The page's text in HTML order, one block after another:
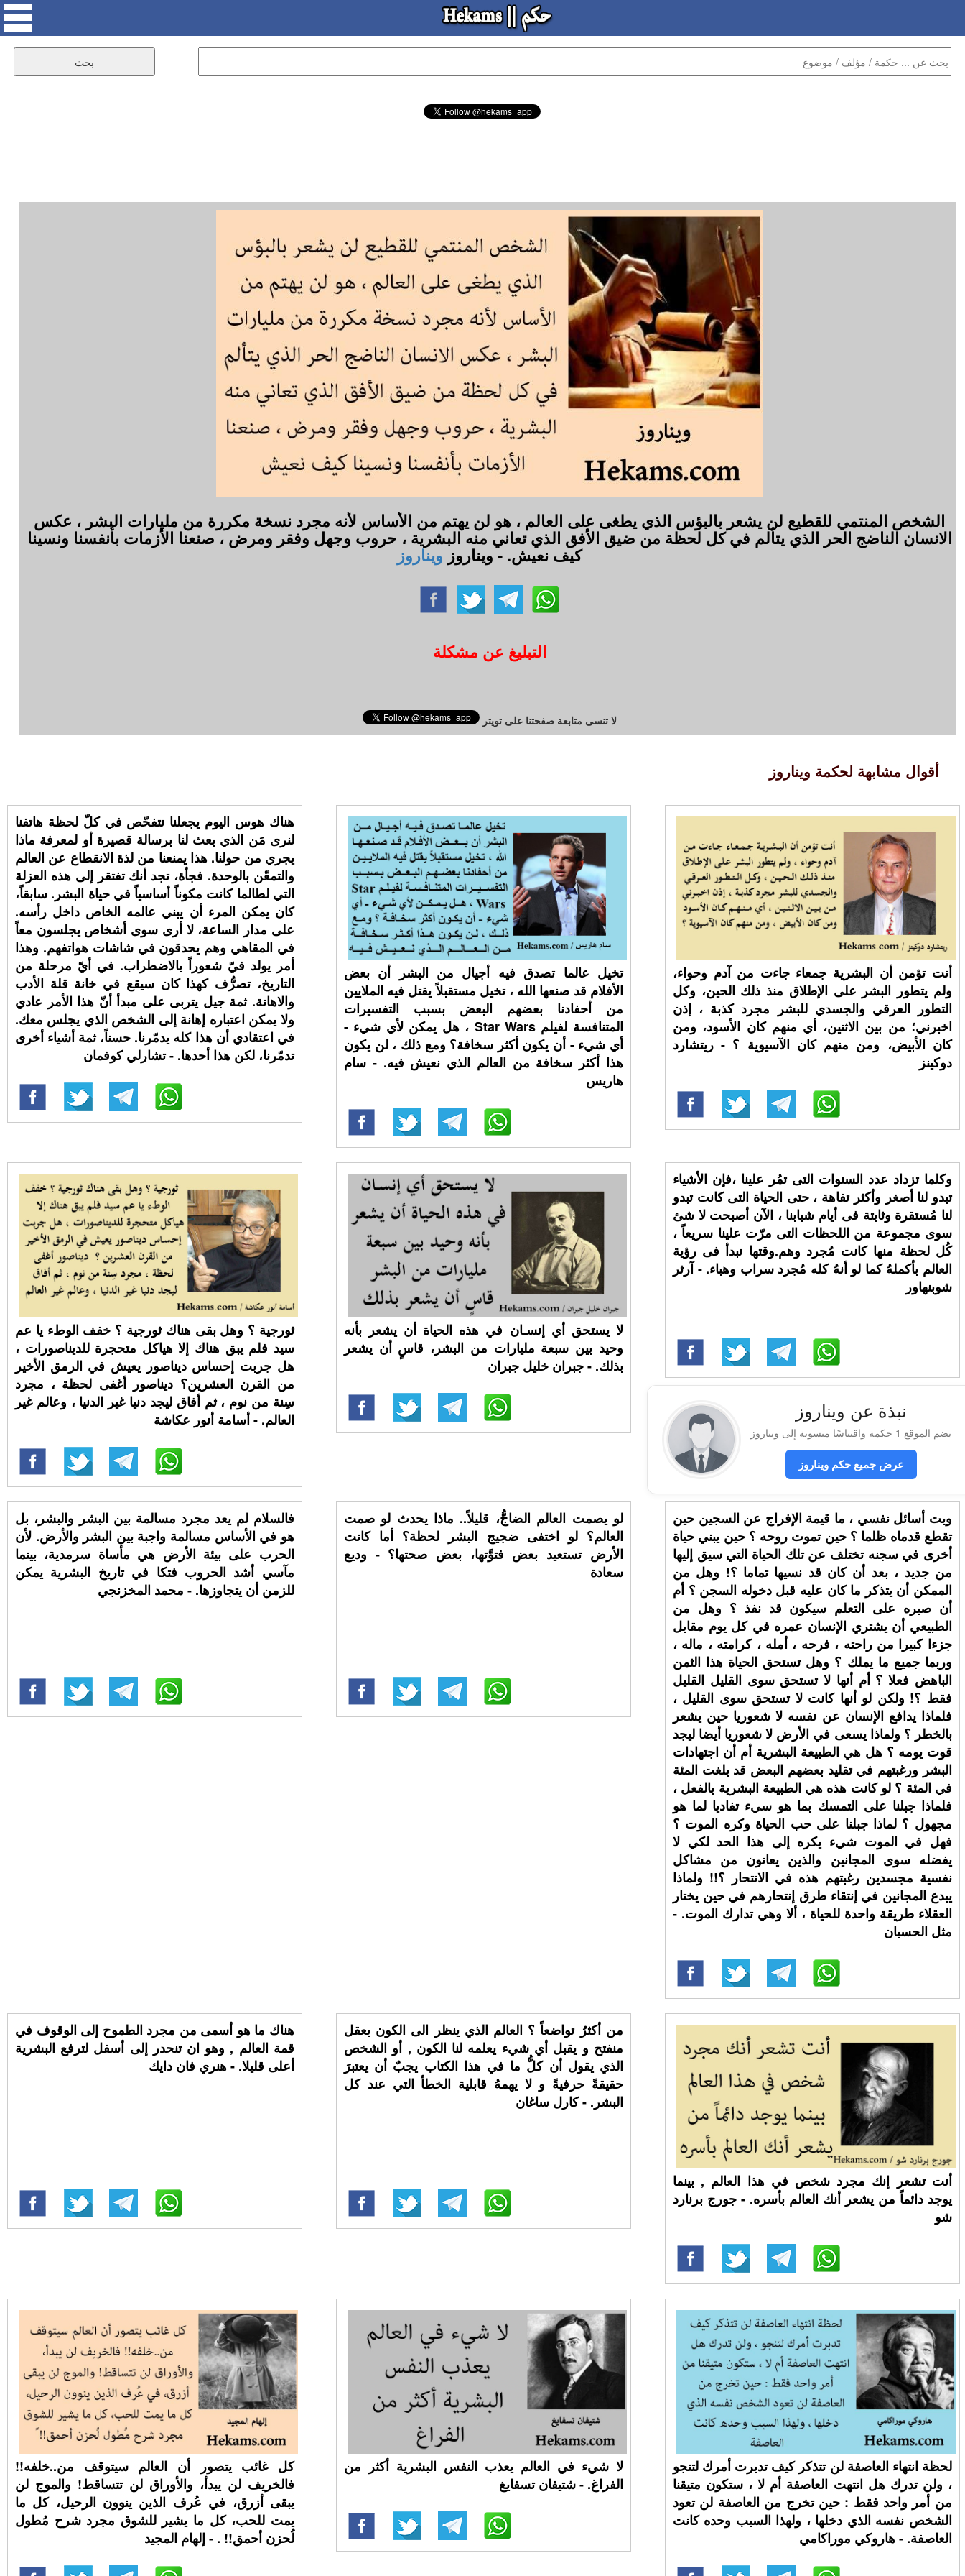
الشخص المنتمي للقطيع لن يشعر بالبؤس الذي يطغى على العالم ، هو لن يهتم من الأساس لأنه مجرد نسخة مكررة من مليارات البشر ، عكس
الانسان الناضج الحر الذي يتألم في كل لحظة من ضيق الأفق الذي تعاني منه البشرية ، حروب وجهل وفقر ومرض ، صنعنا الأزمات بأنفسنا ونسينا
كيف نعيش. - ويناروز ويناروز
التبليغ عن مشكلة
لا تنسى متابعة صفحتنا على تويتر
أقوال مشابهة لحكمة ويناروز
هناك هوس اليوم يجعلنا نتفحّص في كلّ لحظة هاتفنا
لنرى مَن الذي بعث لنا برسالة قصيرة أو لمعرفة ماذا
يجري من حولنا. هذا يمنعنا من لذة الانقطاع عن العالم
والتمعّن بالوحدة. فجأة، تجد أنك تفتقر إلى هذه العزلة
التي لطالما كانت مكوناً أساسياً في حياة البشر. سابقاً،
كان يمكن المرء أن يبني عالمه الخاص داخل رأسه.
على مدار الساعة، لا أرى سوى أشخاص يجلسون معاً
في المقاهي وهم يحدقون في شاشات هواتفهم. وهذا
أمر يولد فيّ شعوراً بالاضطراب. في أيّ مرحلة من
التاريخ، تصرُّف كهذا كان سيقع في خانة قلة الأدب
والاهانة. ثمة جيل يتربى على مبدأ أنّ هذا الأمر عادي
ولا يمكن اعتباره إهانة إلى الشخص الذي يجلس معك.
في اعتقادي أن هذا كله يدمّرنا. حسناً، ثمة أشياء أخرى
تدمّرنا، لكن هذا أحدها. - تشارلي كوفمان
تخيل عالما تصدق فيه أجيال من البشر أن بعض
الأفلام قد صنعها الله ، تخيل مستقبلاً يقتل فيه الملايين
من أحفادنا بعضهم البعض بسبب التفسيرات
المتنافسة لفيلم Star Wars ، هل يمكن لأي شيء -
أي شيء - أن يكون أكثر سخافة؟ ومع ذلك ، لن يكون
هذا أكثر سخافة من العالم الذي نعيش فيه. - سام
هاريس
أنت تؤمن أن البشرية جمعاء جاءت من آدم وحواء،
ولم يتطور البشر على الإطلاق منذ ذلك الحين، وكل
التطور العرقي والجسدي للبشر مجرد كذبة ، إذن
اخبرني؛ من بين الاثنين، أي منهم كان الأسود، ومن
كان الأبيض، ومن منهم كان الآسيوية ؟ - ريتشارد
دوكينز
ثورجية ؟ وهل بقى هناك ثورجية ؟ خفف الوطء يا عم
سيد فلم يبق هناك إلا هياكل متحجرة للديناصورات ،
هل جربت إحساس ديناصور يعيش في الرمق الأخير
من القرن العشرين؟ ديناصور أغفى لحظة ، مجرد
سِنة من نوم ، ثم أفاق ليجد دنيا غير الدنيا ، وعالم غير
العالم. - أسامة أنور عكاشة
لا يستحق أي إنسـان في هذه الحياة أن يشعر بأنه
وحيد بين سبعة مليارات من البشر، قاسٍ أن يشعر
بذلك. - جبران خليل جبران
وكلما تزداد عدد السنوات التى تمُر علينا ،فإن الأشياء
تبدو لنا أصغر وأكثر تفاهة ، حتى الحياة التى كانت تبدو
لنا مُستقرة وثابتة فى أيام شبابنا ، الآن أصبحت لا شئ
سوى مجموعة من اللحظات التى مرّت علينا سريعاً ،
كُل لحظة منها كانت مُجرد وهم.وقتها نبدأ فى رؤية
العالم بأكملهُ كما لو أنهُ كله مُجرد سراب وهباء. - آرثر
شوبنهاور
فالسلام لم يعد مجرد مسالمة بين البشر والبشر، بل
هو في الأساس مسالمة واجبة بين البشر والأرض. لأن
الحرب على بيئة الأرض هي مأساة سرمدية، بينما
مآسي أشد الحروب فتكا في تاريخ البشرية يمكن
للزمن أن يتجاوزها. - محمد المخزنجي
لو يصمت العالم الضاجُّ، قليلاً.. ماذا يحدث لو صمت
العالم؟ لو اختفى ضجيج البشر لحظة؟ أما كانت
الأرض تستعيد بعض فتوَّتها، بعض صحتها؟ - وديع
سعادة
وبت أسائل نفسي ، ما قيمة الإفراج عن السجين حين
تقطع قدماه ظلما ؟ حين تموت روحه ؟ حين يبني حياة
أخرى في سجنه تختلف عن تلك الحياة التي سيق إليها
من جديد ، بعد أن كان قد نسيها تماما ؟! وهل من
الممكن أن يتذكر ما كان عليه قبل دخوله السجن ؟ أم
أن صبره على التعلم سيكون قد نفذ ؟ وهل من
الطبيعي أن يشتري الإنسان عمره في كل يوم مقابل
جزءا كبيرا من راحته ، فرحه ، أمله ، كرامته ، ماله ،
وربما جميع ما يملك ؟ وهل تستحق الحياة هذا الثمن
الباهض فعلا ؟ أم أنها لا تستحق سوى القليل القليل
فقط ؟! ولكن لو أنها كانت لا تستحق سوى القليل ،
فلماذا يدافع الإنسان عن نفسه لا شعوريا حين يشعر
بالخطر ؟ ولماذا يسعى في الأرض لا شعوريا أيضا ليجد
قوت يومه ؟ هل هي الطبيعة البشرية أم أن اجتهادات
البشر ورغبتهم في تقليد بعضهم البعض قد بلغت المئة
في المئة ؟ لو كانت هذه هي الطبيعة البشرية بالفعل ،
فلماذا جبلنا على التمسك بما هو سيء تفاديا لما هو
مجهول ؟ لماذا جبلنا على حب الحياة وكره الموت ؟
فهل في الموت شيء يكره إلى هذا الحد لكي لا
يفضله سوى المجانين والذين يعانون من مشاكل
نفسية مجسدين رغبتهم هذه في الانتحار ؟!! ولماذا
يبدع المجانين في إنتقاء طرق إنتحارهم في حين يختار
العقلاء طريقة واحدة للحياة ، ألا وهي تدارك الموت. -
مثل الحسبان
هناك ما هو أسمى من مجرد الطموح إلى الوقوف في
قمة العالم , وهو ان تنحدر إلى أسفل لترفع البشرية
أعلى قليلا. - هنري فان دايك
من أكثرُ تواضعاً ؟ العالم الذي ينظر الى الكون بعقل
منفتح و يقبل أي شيء يعلمه لنا الكون , أو الشخص
الذي يقول أن كلُّ ما في هذا الكتاب يجبٌ أن يعتبرَ
حقيقةً حرفيةً و لا يهمهُ قابلية الخطأ التي عند كل
البشر. - كارل ساغان
أنت تشعر إنك مجرد شخص في هذا العالم , بينما
يوجد دائماً من يشعر أنك العالم بأسره. - جورج برنارد
شو
كل غائب يتصور أن العالم سيتوقف من..خلفه!!
فالخريف لن يبدأ، والأوراق لن تتساقط! والموج لن
يبقى أزرق، في عُرف الذين ينوون الرحيل، كل ما
يمت للحب، كل ما يشير للشوق مجرد شرح مُطول
لُحزن أحمق!! ⁧. - إلهام المجيد
لا شيء في العالم يعذب النفس البشرية أكثر من
الفراغ. - شتيفان تسفايغ
لحظة انتهاء العاصفة لن تتذكر كيف تدبرت أمرك لتنجو
، ولن تدرك هل انتهت العاصفة أم لا ، ستكون متيقنا
من أمر واحد فقط : حين تخرج من العاصفة لن تعود
الشخص نفسه الذي دخلها ، ولهذا السبب وحده كانت
العاصفة. - هاروكي موراكامي
نبذة عن ويناروز
يضم الموقع 1 حكمة واقتباسًا منسوبة إلى ويناروز
عرض جميع حكم ويناروز